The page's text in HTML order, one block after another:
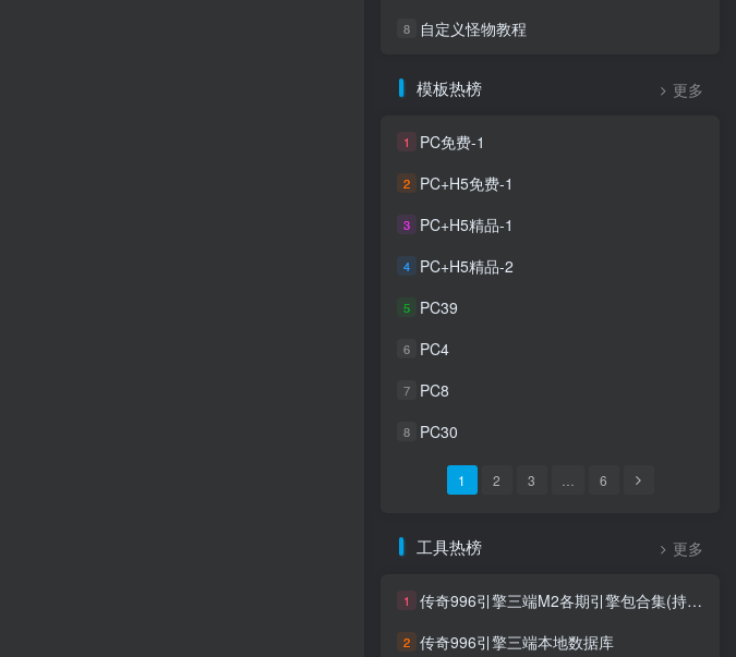
8 自定义怪物教程
模板热榜 更多
1 PC免费-1
2 PC+H5免费-1
3 PC+H5精品-1
4 PC+H5精品-2
5 PC39
6 PC4
7 PC8
8 PC30
1 2 3 6
工具热榜 更多
1 传奇996引擎三端M2各期引擎包合集(持续更新)
2 传奇996引擎三端本地数据库